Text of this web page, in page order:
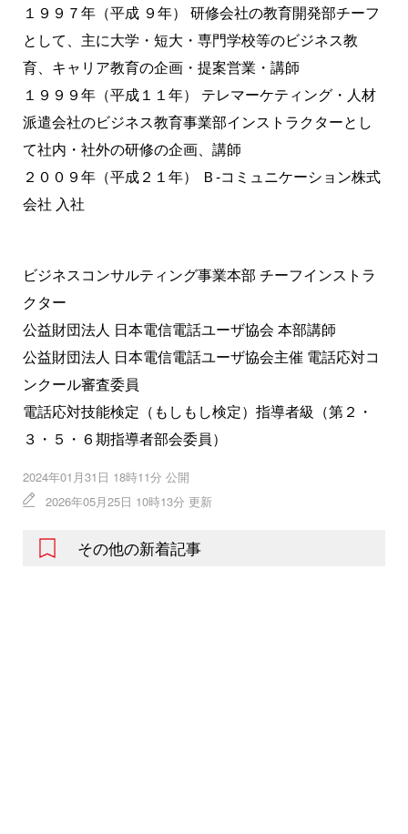
１９９７年（平成 ９年） 研修会社の教育開発部チーフ
として、主に大学・短大・専門学校等のビジネス教
育、キャリア教育の企画・提案営業・講師
１９９９年（平成１１年） テレマーケティング・人材
派遣会社のビジネス教育事業部インストラクターとし
て社内・社外の研修の企画、講師
２００９年（平成２１年） Ｂ-コミュニケーション株式
会社 入社
ビジネスコンサルティング事業本部 チーフインストラ
クター
公益財団法人 日本電信電話ユーザ協会 本部講師
公益財団法人 日本電信電話ユーザ協会主催 電話応対コ
ンクール審査委員
電話応対技能検定（もしもし検定）指導者級（第２・
３・５・６期指導者部会委員）
2024年01月31日 18時11分 公開
2026年05月25日 10時13分 更新
その他の新着記事